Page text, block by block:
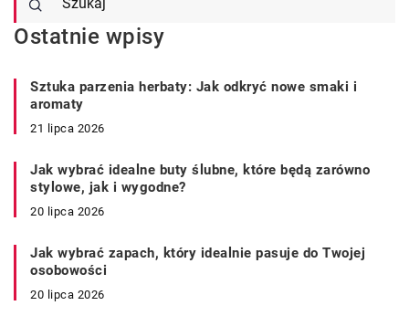
Ostatnie wpisy
Sztuka parzenia herbaty: Jak odkryć nowe smaki i
aromaty
21 lipca 2026
Jak wybrać idealne buty ślubne, które będą zarówno
stylowe, jak i wygodne?
20 lipca 2026
Jak wybrać zapach, który idealnie pasuje do Twojej
osobowości
20 lipca 2026